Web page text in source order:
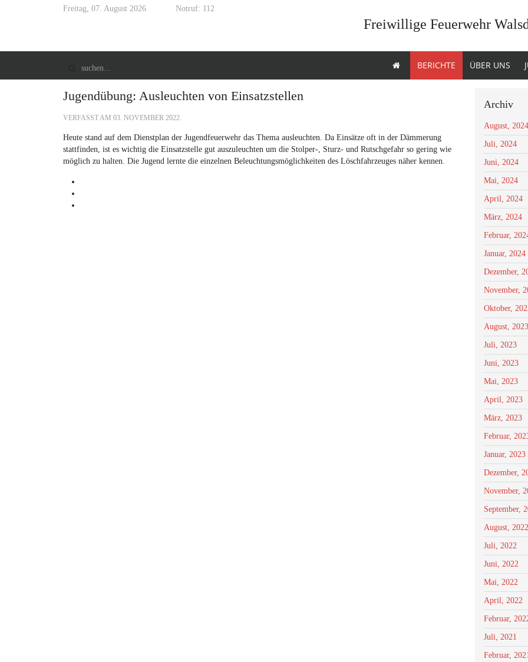
Freitag, 07. August 2026 Notruf: 112
Freiwillige Feuerwehr
BERICHTE ÜBER UNS
Jugendübung: Ausleuchten von Einsatzstellen
VERFASST AM 03. NOVEMBER 2022.
Heute stand auf dem Dienstplan der Jugendfeuerwehr das Thema ausleuchten. Da Einsätze oft in der Dämmerung
stattfinden, ist es wichtig die Einsatzstelle gut auszuleuchten um die Stolper-, Sturz- und Rutschgefahr so gering wie
möglich zu halten. Die Jugend lernte die einzelnen Beleuchtungsmöglichkeiten des Löschfahrzeuges näher kennen.
Archiv
August, 2024
Juli, 2024
Juni, 2024
Mai, 2024
April, 2024
März, 2024
Februar,
Januar, 2024
Dezember,
November,
Oktober,
August, 2023
Juli, 2023
Juni, 2023
Mai, 2023
April, 2023
März, 2023
Februar,
Januar, 2023
Dezember,
November,
September,
August, 2022
Juli, 2022
Juni, 2022
Mai, 2022
April, 2022
Februar,
Juli, 2021
Februar,